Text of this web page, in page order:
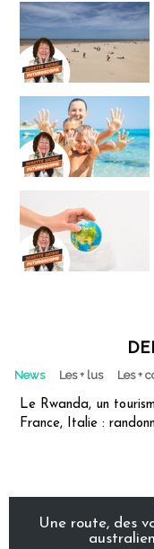
News Les + lus Les +
Le Rwanda, un
France, Italie :
Une route, des